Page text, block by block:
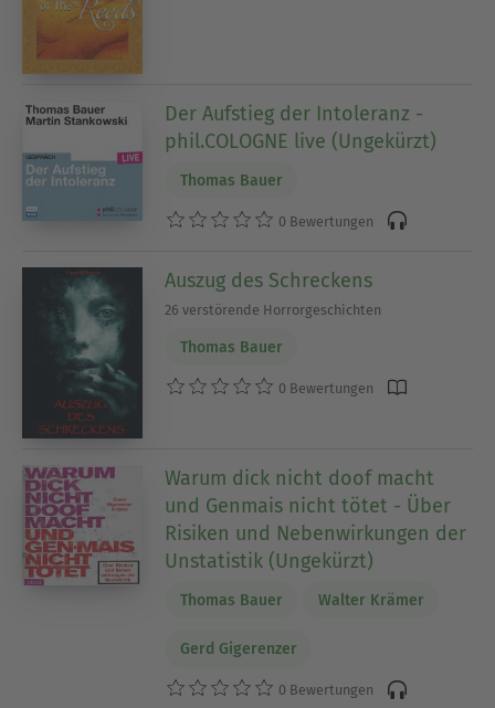
Der Aufstieg der Intoleranz -
phil.COLOGNE live (Ungekürzt)
Thomas Bauer
0 Bewertungen
Auszug des Schreckens
26 verstörende Horrorgeschichten
Thomas Bauer
0 Bewertungen
Warum dick nicht doof macht
und Genmais nicht tötet - Über
Risiken und Nebenwirkungen der
Unstatistik (Ungekürzt)
Thomas Bauer Walter Krämer
Gerd Gigerenzer
0 Bewertungen